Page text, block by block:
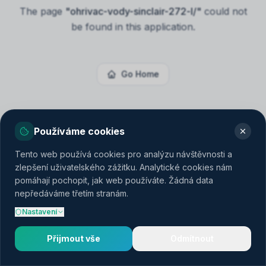
The page "ohrivac-vody-sinclair-272-l/"could not
be found in this application.
Go Home
Používáme cookies
Tento web používá cookies pro analýzu návštěvnosti a
zlepšení uživatelského zážitku. Analytické cookies nám
pomáhají pochopit, jak web používáte. Žádná data
nepředáváme třetím stranám.
Nastavení
Přijmout vše